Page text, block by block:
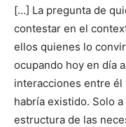
[…] La pregunta de
contestar en el
ellos quienes lo
ocupando hoy en día
interacciones entre
habría existido. Solo
estructura de las